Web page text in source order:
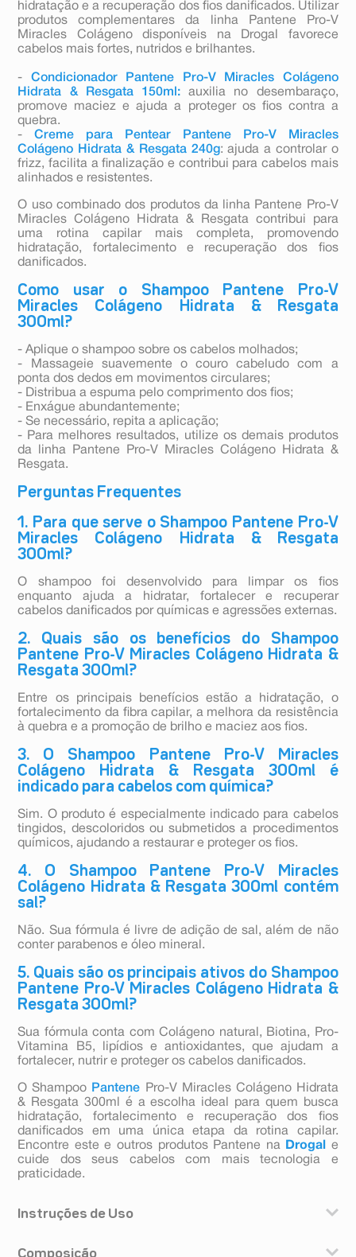
hidratação e a recuperação dos fios danificados. Utilizar
produtos complementares da linha Pantene Pro-V
Miracles Colágeno disponíveis na Drogal favorece
cabelos mais fortes, nutridos e brilhantes.
- Condicionador Pantene Pro-V Miracles Colágeno
Hidrata & Resgata 150ml:auxilia no desembaraço,
promove maciez e ajuda a proteger os fios contra a
quebra.
-Creme para Pentear Pantene Pro-V Miracles
Colágeno Hidrata & Resgata 240g: ajuda a controlar o
frizz, facilita a finalização e contribui para cabelos mais
alinhados e resistentes.
O uso combinado dos produtos da linha Pantene Pro-V
Miracles Colágeno Hidrata & Resgata contribui para
uma rotina capilar mais completa, promovendo
hidratação, fortalecimento e recuperação dos fios
danificados.
Como usar o Shampoo Pantene Pro-V
Miracles Colágeno Hidrata & Resgata
300ml?
- Aplique o shampoo sobre os cabelos molhados;
- Massageie suavemente o couro cabeludo com a
ponta dos dedos em movimentos circulares;
- Distribua a espuma pelo comprimento dos fios;
- Enxágue abundantemente;
- Se necessário, repita a aplicação;
- Para melhores resultados, utilize os demais produtos
da linha Pantene Pro-V Miracles Colágeno Hidrata &
Resgata.
Perguntas Frequentes
1. Para que serve o Shampoo Pantene Pro-V
Miracles Colágeno Hidrata & Resgata
300ml?
O shampoo foi desenvolvido para limpar os fios
enquanto ajuda a hidratar, fortalecer e recuperar
cabelos danificados por químicas e agressões externas.
2. Quais são os benefícios do Shampoo
Pantene Pro-V Miracles Colágeno Hidrata &
Resgata 300ml?
Entre os principais benefícios estão a hidratação, o
fortalecimento da fibra capilar, a melhora da resistência
à quebra e a promoção de brilho e maciez aos fios.
3. O Shampoo Pantene Pro-V Miracles
Colágeno Hidrata & Resgata 300ml é
indicado para cabelos com química?
Sim. O produto é especialmente indicado para cabelos
tingidos, descoloridos ou submetidos a procedimentos
químicos, ajudando a restaurar e proteger os fios.
4. O Shampoo Pantene Pro-V Miracles
Colágeno Hidrata & Resgata 300ml contém
sal?
Não. Sua fórmula é livre de adição de sal, além de não
conter parabenos e óleo mineral.
5. Quais são os principais ativos do Shampoo
Pantene Pro-V Miracles Colágeno Hidrata &
Resgata 300ml?
Sua fórmula conta com Colágeno natural, Biotina, Pro-
Vitamina B5, lipídios e antioxidantes, que ajudam a
fortalecer, nutrir e proteger os cabelos danificados.
O Shampoo Pantene Pro-V Miracles Colágeno Hidrata
& Resgata 300ml é a escolha ideal para quem busca
hidratação, fortalecimento e recuperação dos fios
danificados em uma única etapa da rotina capilar.
Encontre este e outros produtos Pantene naDrogal
e
cuide dos seus cabelos com mais tecnologia e
praticidade.
Instruções de Uso
Composição